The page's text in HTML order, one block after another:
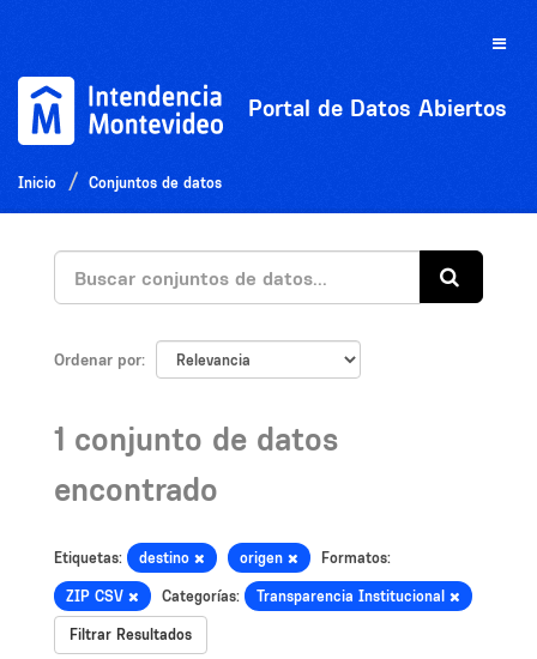
Toggle
Portal de Datos Abiertos
Inicio Conjuntos de datos
Ordenar por
1 conjunto de datos
encontrado
Etiquetas: destino origen Formatos:
ZIP CSV Categorías: Transparencia Institucional
Filtrar Resultados